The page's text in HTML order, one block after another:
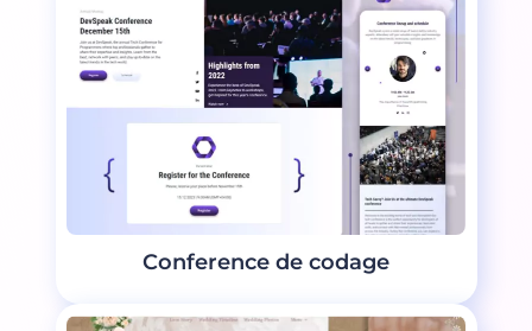
Conference de codage